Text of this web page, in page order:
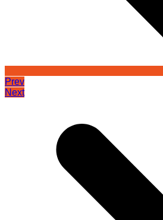
Prev
Next